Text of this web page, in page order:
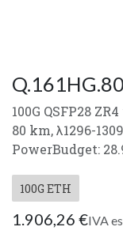
Q.161HG.80
100G QSFP28
80 km, λ1296-
PowerBudget:
100G ETH
1.906,26 €IVA